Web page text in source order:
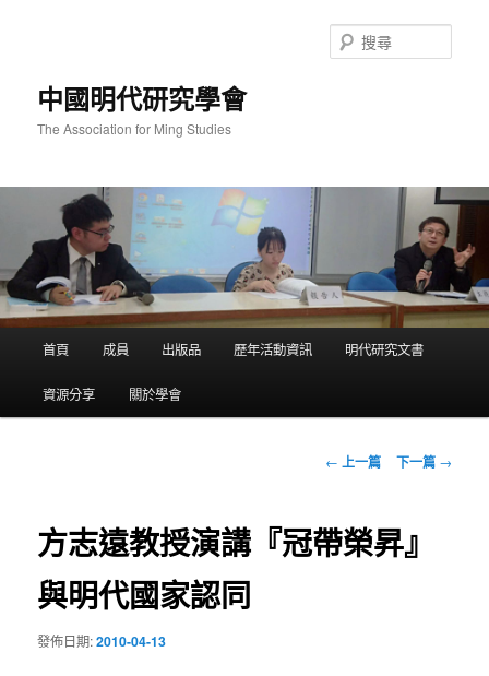
中國明代研究學會
The Association for Ming Studies
尋
首頁 成員 出版品 歷年活動資訊 明代研究文書
資源分享 關於學會
文
覽
← 上一篇 下一篇 →
方志遠教授演講『冠帶榮昇』
與明代國家認同
發佈日期:2010-04-13